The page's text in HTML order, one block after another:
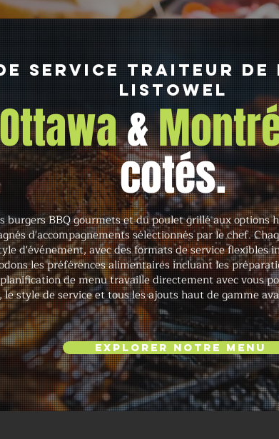
de service traiteur de
Listowel
&
cotés.
burgers BBQ gourmets et du poulet grillé aux options
d'accompagnements sélectionnés par le chef.
d'événement, avec des formats de service flexibles
les préférences alimentaires incluant les
de menu travaille directement avec vous
style de service et tous les ajouts haut de gamme
Explorer notre menu